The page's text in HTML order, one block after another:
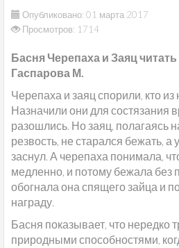
Опубликовано: 01 марта 2017
Просмотров: 1714
Басня Черепаха и Заяц
Гаспарова М.
Черепаха и заяц спорили, кто из
Назначили они для состязания
разошлись. Но заяц, полагаясь
резвость, не старался бежать, а
заснул. А черепаха понимала,
медленно, и потому бежала без
обогнала она спящего зайца и
награду.
Басня показывает, что нередко
природными способностями,